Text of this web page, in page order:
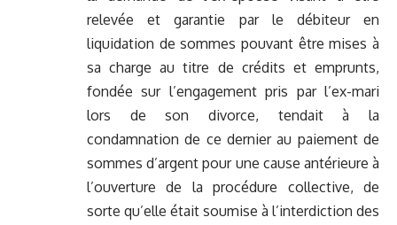
relevée et garantie par le débiteur en
liquidation de sommes pouvant être mises à
sa charge au titre de crédits et emprunts,
fondée sur l’engagement pris par l’ex-mari
lors de son divorce, tendait à la
condamnation de ce dernier au paiement de
sommes d’argent pour une cause antérieure à
l’ouverture de la procédure collective, de
sorte qu’elle était soumise à l’interdiction des